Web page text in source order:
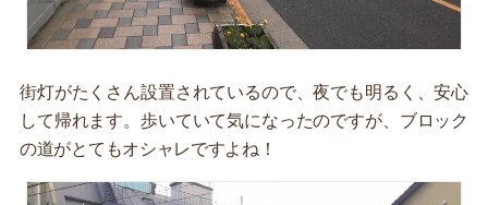
街灯がたくさん設置されているので、夜でも明るく、安心
して帰れます。歩いていて気になったのですが、ブロック
の道がとてもオシャレですよね！